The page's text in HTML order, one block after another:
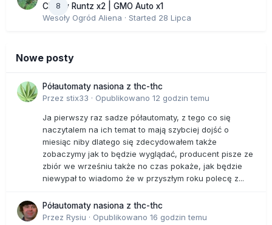
8
Cherry Runtz x2 | GMO Auto x1
Wesoły Ogród Aliena · Started 28 Lipca
Nowe posty
Półautomaty nasiona z thc-thc
Przez stix33 · Opublikowano 12 godzin temu
Ja pierwszy raz sadze półautomaty, z tego co się
naczytalem na ich temat to mają szybciej dojść o
miesiąc niby dlatego się zdecydowałem także
zobaczymy jak to będzie wyglądać, producent pisze ze
zbiór we wrześniu także no czas pokaże, jak będzie
niewypał to wiadomo że w przyszłym roku polecę z...
Półautomaty nasiona z thc-thc
Przez Rysiu · Opublikowano 16 godzin temu